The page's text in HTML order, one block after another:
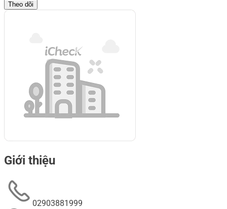
Theo dõi
Giới thiệu
02903881999